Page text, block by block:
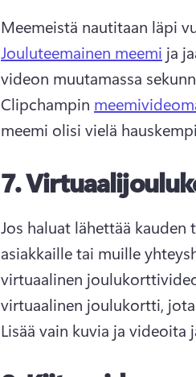
Meemeistä nautitaan läpi
Jouluteemainen meemi ja
videon muutamassa
Clipchampin
meemi olisi vielä
7.
Jos haluat lähettää
asiakkaille tai muille
virtuaalinen
Lisää vain kuvia ja